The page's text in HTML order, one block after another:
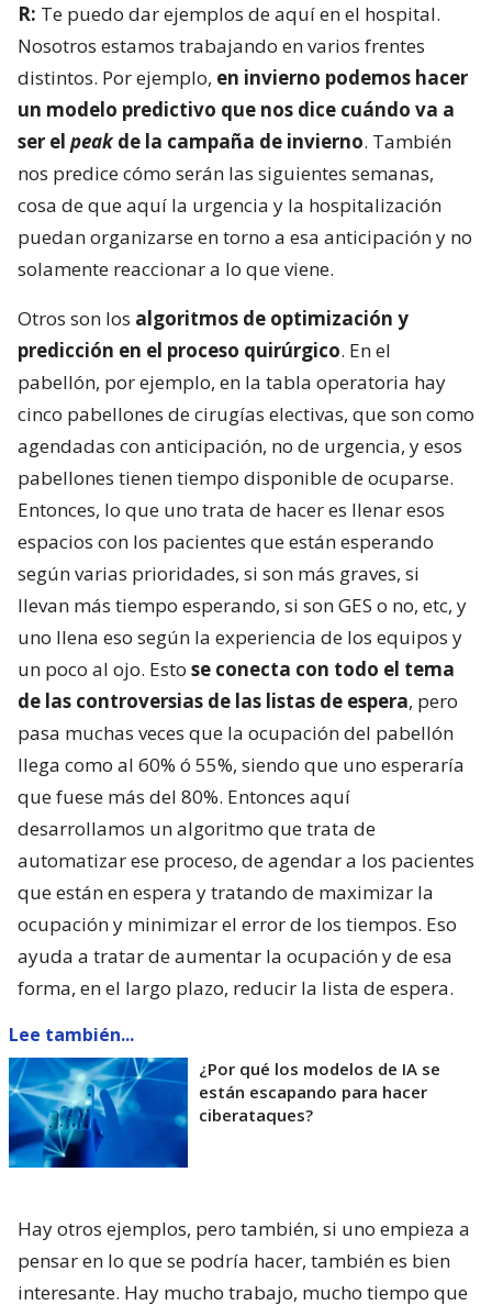
R: Te puedo dar ejemplos de aquí en el hospital.
Nosotros estamos trabajando en varios frentes
distintos. Por ejemplo, en invierno podemos hacer
un modelo predictivo que nos dice cuándo va a
ser el peakde la campaña de invierno. También
nos predice cómo serán las siguientes semanas,
cosa de que aquí la urgencia y la hospitalización
puedan organizarse en torno a esa anticipación y no
solamente reaccionar a lo que viene.
Otros son los algoritmos de optimización y
predicción en el proceso quirúrgico. En el
pabellón, por ejemplo, en la tabla operatoria hay
cinco pabellones de cirugías electivas, que son como
agendadas con anticipación, no de urgencia, y esos
pabellones tienen tiempo disponible de ocuparse.
Entonces, lo que uno trata de hacer es llenar esos
espacios con los pacientes que están esperando
según varias prioridades, si son más graves, si
llevan más tiempo esperando, si son GES o no, etc, y
uno llena eso según la experiencia de los equipos y
un poco al ojo. Esto se conecta con todo el tema
de las controversias de las listas de espera, pero
pasa muchas veces que la ocupación del pabellón
llega como al 60% ó 55%, siendo que uno esperaría
que fuese más del 80%. Entonces aquí
desarrollamos un algoritmo que trata de
automatizar ese proceso, de agendar a los pacientes
que están en espera y tratando de maximizar la
ocupación y minimizar el error de los tiempos. Eso
ayuda a tratar de aumentar la ocupación y de esa
forma, en el largo plazo, reducir la lista de espera.
Lee también...
¿Por qué los modelos de IA se
están escapando para hacer
ciberataques?
Hay otros ejemplos, pero también, si uno empieza a
pensar en lo que se podría hacer, también es bien
interesante. Hay mucho trabajo, mucho tiempo que